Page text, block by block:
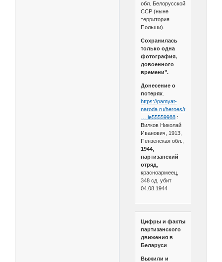
обл. Белорусской
ССР (ныне
территория
Польши).
Сохранилась
только одна
фотография,
довоенного
времени".
Донесение о
потерях.
https://pamyat-
naroda.ru/heroes/memoria
… ie55559988:
Вилков Николай
Иванович, 1913,
Пензенская обл.,
1944,
партизанский
отряд
красноармеец,
348 сд, убит
04.08.1944
Цифры и факты
партизанского
движения в
Беларуси
Выжили и